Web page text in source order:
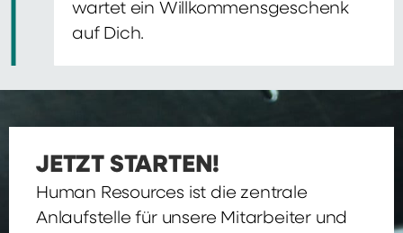
wartet ein Willkommensgeschenk
auf Dich.
JETZT STARTEN!
Human Resources ist die zentrale
Anlaufstelle für unsere Mitarbeiter und